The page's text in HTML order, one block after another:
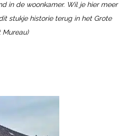
in de woonkamer. Wil je hier meer
stukje historie terug in het Grote
Mureau)